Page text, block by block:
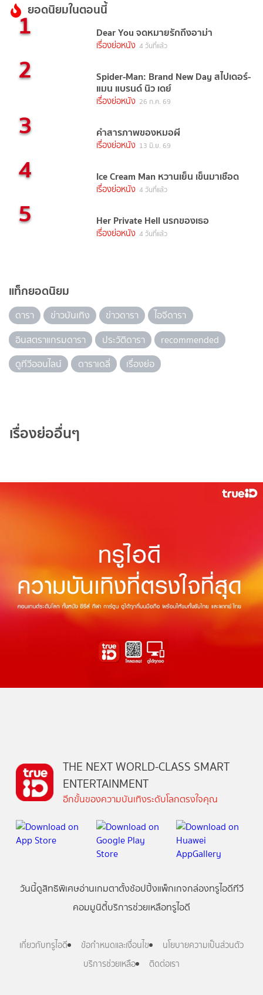
ยอดนิยมในตอนนี้
1 Dear You จดหมายรักถึงอาม่า
เรื่องย่อหนัง 4 วันที่แล้ว
2 Spider-Man: Brand New Day สไปเดอร์-
แมน แบรนด์ นิว เดย์
เรื่องย่อหนัง 26 ก.ค. 69
3 คำสารภาพของหมอผี
เรื่องย่อหนัง 13 มิ.ย. 69
4 Ice Cream Man หวานเย็น เข็นมาเชือด
เรื่องย่อหนัง 4 วันที่แล้ว
5 Her Private Hell นรกของเธอ
เรื่องย่อหนัง 4 วันที่แล้ว
แท็กยอดนิยม
ดารา ข่าวบันเทิง ข่าวดารา
ไอจีดารา
อินสตราแกรมดารา
ประวัติดารา
recommended
ดูทีวีออนไลน์
ดาราเดลี่ เรื่องย่อ
เรื่องย่ออื่นๆ
THE NEXT WORLD-CLASS SMART
ENTERTAINMENT
อีกขั้นของความบันเทิงระดับโลกตรงใจคุณ
วันนี้ดูสิทธิพิเศษอ่านเกมตาตั้งช้อปปิ้งแพ็กเกจกล่องทรูไอดีทีวี
คอมมูนิตี้บริการช่วยเหลือทรูไอดี
เกี่ยวกับทรูไอดี ข้อกำหนดและเงื่อนไข
นโยบายความเป็นส่วนตัว
บริการช่วยเหลือ
ติดต่อเรา